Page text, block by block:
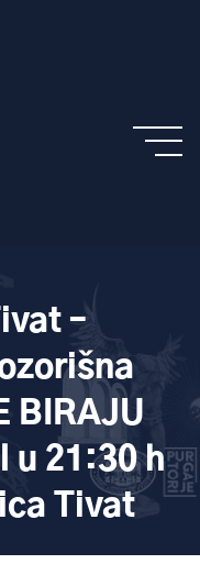
–
BIRAJU
u 21:30 h
Tivat